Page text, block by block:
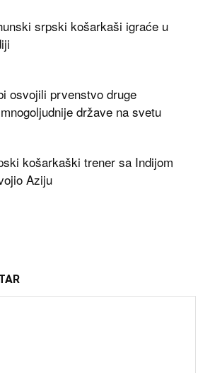
srpski košarkaši igraće u
osvojili prvenstvo druge
države na svetu
košarkaški trener sa Indijom
Aziju